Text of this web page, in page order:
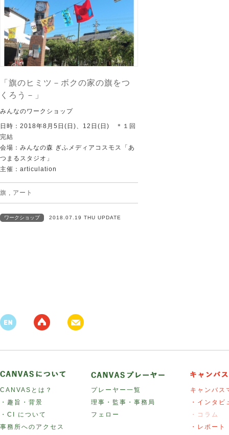
「旗のヒミツ－ボクの家の旗をつ
くろう－」
みんなのワークショップ
日時：2018年8月5日(日)、12日(日) ＊１回
完結
会場：みんなの森 ぎふメディアコスモス「あ
つまるスタジオ」
主催：articulation
旗 , アート
ワークショップ 2018.07.19 THU UPDATE
CANVASとは？
・趣旨・背景
・CI について
事務所へのアクセス
プレーヤー一覧
理事・監事・事務局
フェロー
キャンバス
・インタビ
・コラム
・レポート